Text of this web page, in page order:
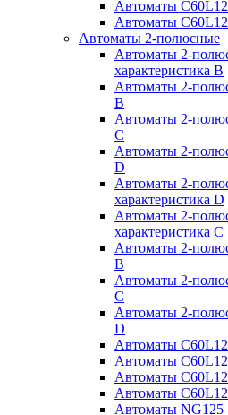
Автоматы
Автоматы
Автоматы 2-полюсные
Автоматы 2-
характеристика В
Автоматы 2-
B
Автоматы 2-
C
Автоматы 2-
D
Автоматы 2-
характеристика D
Автоматы 2-
характеристика С
Автоматы 2-
B
Автоматы 2-
C
Автоматы 2-
D
Автоматы
Автоматы
Автоматы
Автоматы
Автоматы NG125